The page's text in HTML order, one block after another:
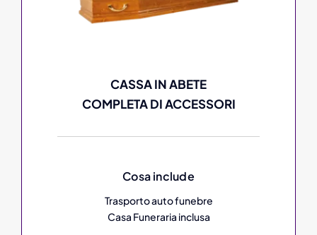
CASSA IN ABETE
COMPLETA DI ACCESSORI
Cosa include
Trasporto auto funebre
Casa Funeraria inclusa